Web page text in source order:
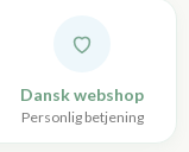
Dansk webshop
Personlig betjening